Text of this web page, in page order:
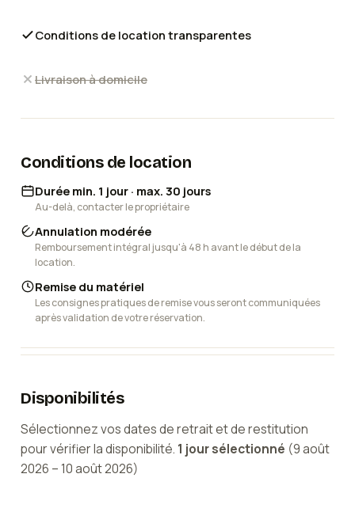
Conditions de location transparentes
Livraison à domicile
Conditions de location
Durée min. 1 jour · max. 30 jours
Au-delà, contacter le propriétaire
Annulation modérée
Remboursement intégral jusqu'à 48 h avant le début de la
location.
Remise du matériel
Les consignes pratiques de remise vous seront communiquées
après validation de votre réservation.
Disponibilités
Sélectionnez vos dates de retrait et de restitution
pour vérifier la disponibilité. 1 joursélectionné (9 août
2026 –10 août 2026)